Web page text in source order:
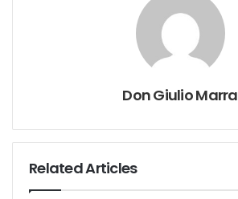
Don Giulio Marra
Related Articles